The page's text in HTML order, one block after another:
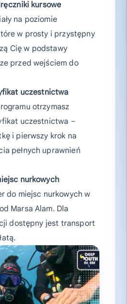
kursowe
na poziomie
w prosty i przystępny
Cię w podstawy
przed wejściem do
uczestnictwa
otrzymasz
uczestnictwa –
i pierwszy krok na
pełnych uprawnień
nurkowych
do miejsc nurkowych w
Marsa Alam. Dla
dostępny jest transport